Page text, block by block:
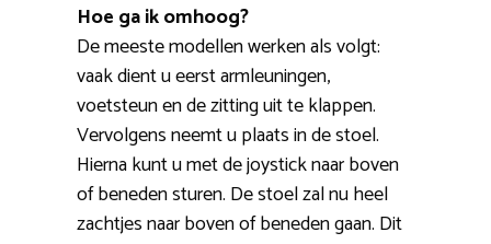
Hoe ga ik omhoog?
De meeste modellen werken als volgt:
vaak dient u eerst armleuningen,
voetsteun en de zitting uit te klappen.
Vervolgens neemt u plaats in de stoel.
Hierna kunt u met de joystick naar boven
of beneden sturen. De stoel zal nu heel
zachtjes naar boven of beneden gaan. Dit